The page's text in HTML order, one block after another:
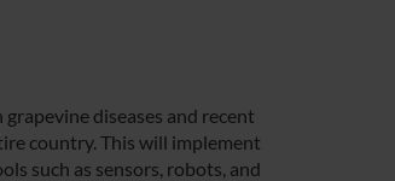
diseases and recent
country. This will implement
such as sensors, robots, and